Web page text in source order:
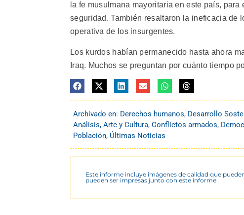
la fe musulmana mayoritaria en este país,
seguridad. También resaltaron la ineficacia de
operativa de los insurgentes.
Los kurdos habían permanecido hasta ahora
Iraq. Muchos se preguntan por cuánto tiempo
Archivado en: Derechos humanos, Desarrollo
Análisis, Arte y Cultura, Conflictos armados,
Población, Últimas Noticias
Este informe incluye imágenes de calidad que
pueden ser impresas junto con este informe